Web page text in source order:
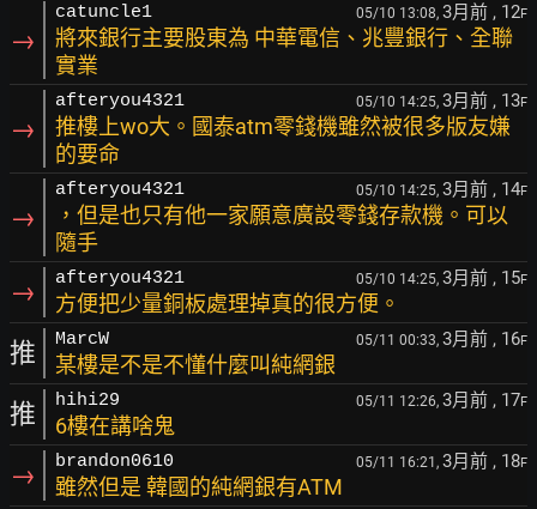
→
catuncle1 05/10 13:08, 3月前 , 12F
將來銀行主要股東為 中華電信、兆豐銀行、全聯
實業
→
afteryou4321 05/10 14:25, 3月前 , 13F
推樓上wo大。國泰atm零錢機雖然被很多版友嫌
的要命
→
afteryou4321 05/10 14:25, 3月前 , 14F
，但是也只有他一家願意廣設零錢存款機。可以
隨手
→ afteryou4321 05/10 14:25, 3月前 , 15F
方便把少量銅板處理掉真的很方便。
推 MarcW 05/11 00:33, 3月前 , 16F
某樓是不是不懂什麼叫純網銀
推 hihi29 05/11 12:26, 3月前 , 17F
6樓在講啥鬼
→ brandon0610 05/11 16:21, 3月前 , 18F
雖然但是 韓國的純網銀有ATM